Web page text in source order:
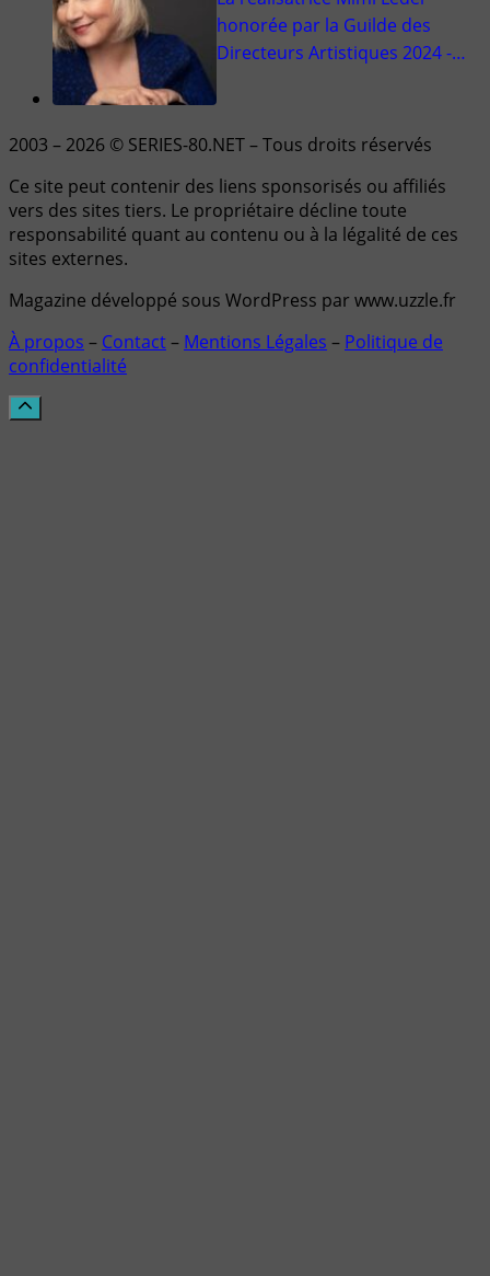
honorée par la Guilde des
Directeurs Artistiques 2024 -…
2003 – 2026 © SERIES-80.NET – Tous droits réservés
Ce site peut contenir des liens sponsorisés ou affiliés
vers des sites tiers. Le propriétaire décline toute
responsabilité quant au contenu ou à la légalité de ces
sites externes.
Magazine développé sous WordPress par www.uzzle.fr
À propos – Contact– Mentions Légales – Politique de
confidentialité